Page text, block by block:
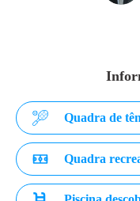
Quadra de
Quadra